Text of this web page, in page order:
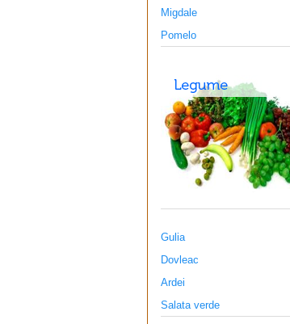
Migdale
Pomelo
Gulia
Dovleac
Ardei
Salata verde